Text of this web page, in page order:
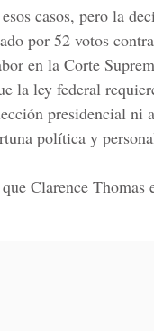
casos, pero la
por 52 votos
en la Corte
la ley federal
presidencial ni
política y
Clarence Thomas